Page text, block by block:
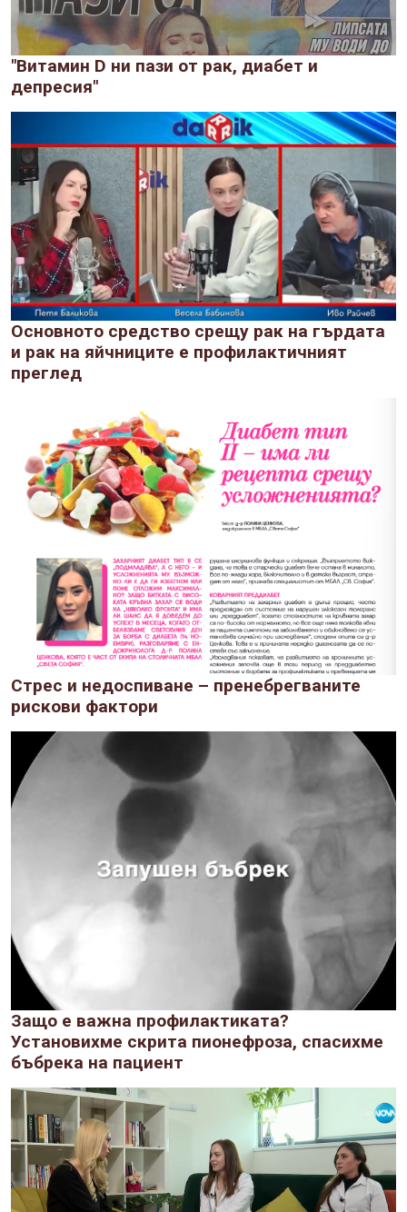
"Витамин D ни пази от рак, диабет и
депресия"
Основното средство срещу рак на гърдата
и рак на яйчниците е профилактичният
преглед
Стрес и недоспиване – пренебрегваните
рискови фактори
Защо е важна профилактиката?
Установихме скрита пионефроза, спасихме
бъбрека на пациент